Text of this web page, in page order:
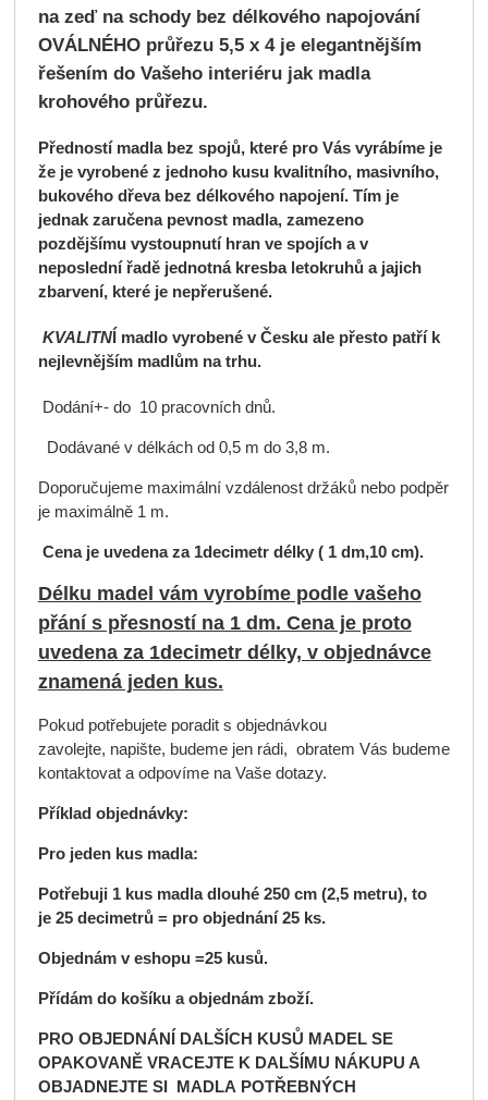
na zeď na schody bez délkového napojování
OVÁLNÉHOprůřezu 5,5 x 4 je elegantnějším
řešením do Vašeho interiéru jak madla
krohového průřezu.
Předností madla bez spojů, které pro Vás vyrábíme je
že je vyrobené z jednoho kusu kvalitního, masivního,
bukového dřeva bez délkového napojení. Tím je
jednak zaručena pevnost madla, zamezeno
pozdějšímu vystoupnutí hran ve spojích a v
neposlední řadě jednotná kresba letokruhů a jajich
zbarvení, které je nepřerušené.
KVALITNÍ madlovyrobené v Česku ale přesto patří k
nejlevnějším madlůmna trhu.
Dodání+- do 10 pracovních dnů.
Dodávané v délkách od 0,5 m do 3,8 m.
Doporučujeme maximální vzdálenost držáků nebo podpěr
je maximálně 1 m.
Cena je uvedena za 1decimetr délky ( 1 dm,10 cm).
Délku madel vám vyrobíme podle vašeho
přání s přesností na 1 dm. Cena je proto
uvedena za 1decimetr délky, v objednávce
znamená jeden kus.
Pokud potřebujete poradit s objednávkou
zavolejte, napište, budeme jen rádi, obratem Vás budeme
kontaktovat a odpovíme na Vaše dotazy.
Příklad objednávky:
Pro jeden kus madla:
Potřebuji 1 kus madla dlouhé 250 cm (2,5 metru), to
je 25 decimetrů = pro objednání 25 ks.
Objednám v eshopu =25 kusů.
Přídám do košíku a objednám zboží.
PRO OBJEDNÁNÍ DALŠÍCH KUSŮ MADEL SE
OPAKOVANĚ VRACEJTE K DALŠÍMU NÁKUPU A
OBJADNEJTE SI MADLA POTŘEBNÝCH